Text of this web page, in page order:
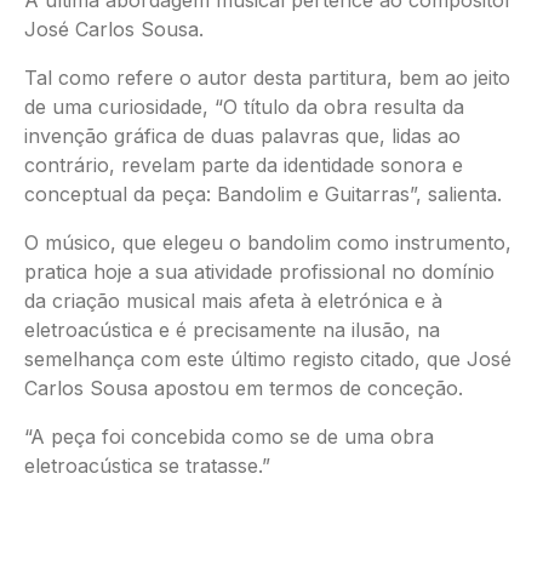
José Carlos Sousa.
Tal como refere o autor desta partitura, bem ao jeito
de uma curiosidade, “O título da obra resulta da
invenção gráfica de duas palavras que, lidas ao
contrário, revelam parte da identidade sonora e
conceptual da peça: Bandolim e Guitarras”, salienta.
O músico, que elegeu o bandolim como instrumento,
pratica hoje a sua atividade profissional no domínio
da criação musical mais afeta à eletrónica e à
eletroacústica e é precisamente na ilusão, na
semelhança com este último registo citado, que José
Carlos Sousa apostou em termos de conceção.
“A peça foi concebida como se de uma obra
eletroacústica se tratasse.”